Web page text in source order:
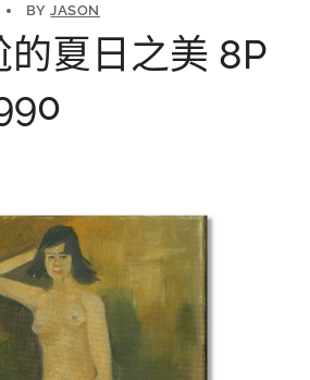
BYJASON
的夏日之美 8P